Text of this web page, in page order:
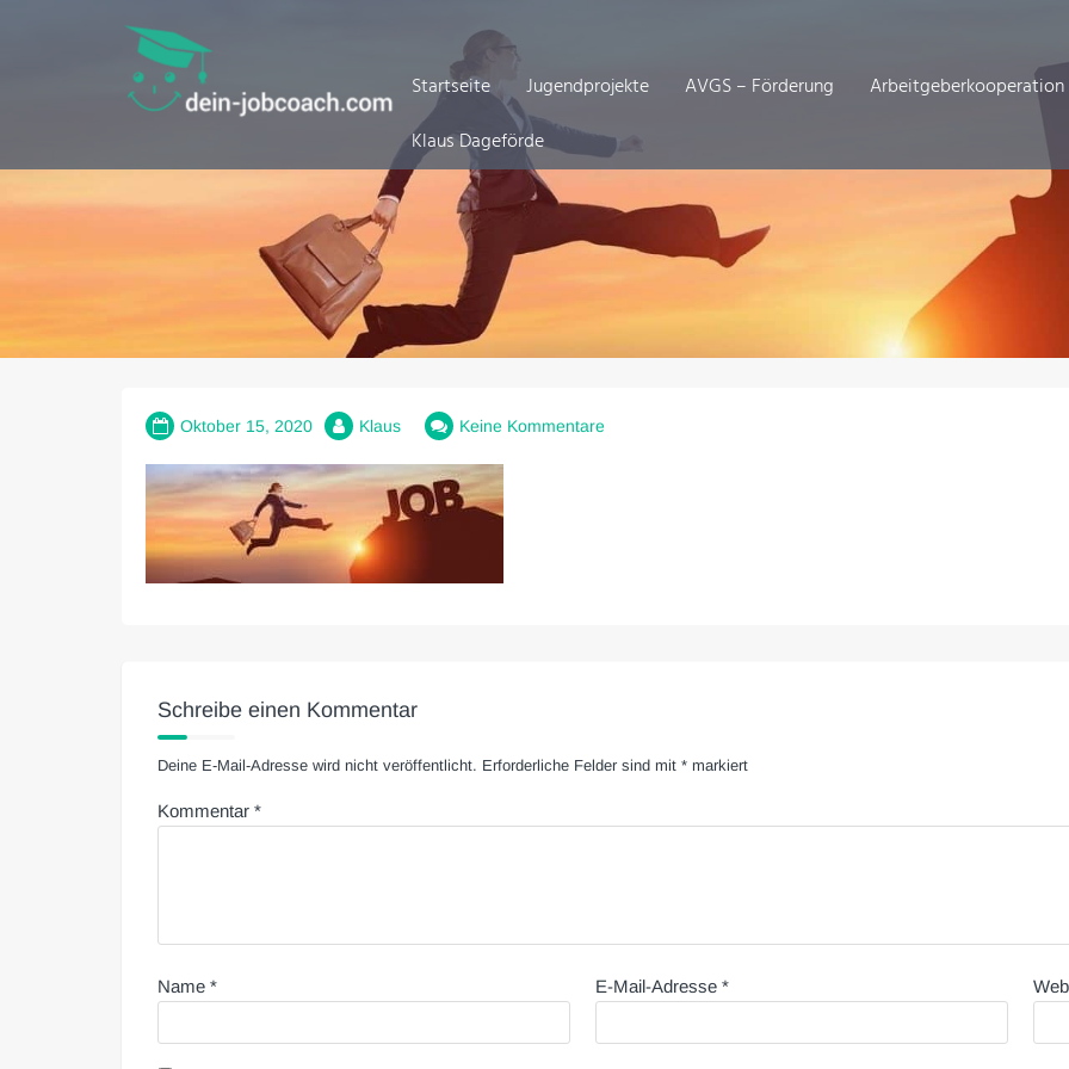
Startseite Jugendprojekte AVGS – Förderung
Arbeitgeberkooperation
Klaus Dageförde
Oktober 15, 2020 Klaus Keine Kommentare
Schreibe einen Kommentar
Deine E-Mail-Adresse wird nicht veröffentlicht. Erforderliche Felder sind mit * markiert
Kommentar *
Name * E-Mail-Adresse*